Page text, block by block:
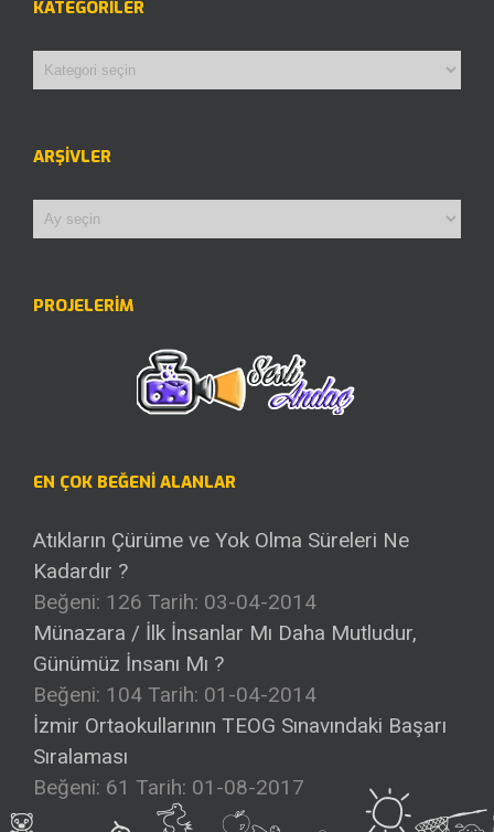
KATEGORILER
Kategoriler
ARŞIVLER
Arşivler
PROJELERİM
EN ÇOK BEĞENI ALANLAR
Atıkların Çürüme ve Yok Olma Süreleri Ne
Kadardır ?
Beğeni: 126 Tarih: 03-04-2014
Münazara / İlk İnsanlar Mı Daha Mutludur,
Günümüz İnsanı Mı ?
Beğeni: 104 Tarih: 01-04-2014
İzmir Ortaokullarının TEOG Sınavındaki Başarı
Sıralaması
Beğeni: 61 Tarih: 01-08-2017